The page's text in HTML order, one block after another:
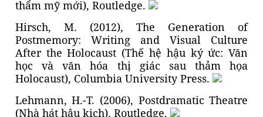
thẩm mỹ mới), Routledge.
Hirsch, M. (2012), The Generation of
Postmemory: Writing and Visual Culture
After the Holocaust (Thế hệ hậu ký ức: Văn
học và văn hóa thị giác sau thảm họa
Holocaust), Columbia University Press.
Lehmann, H.-T. (2006), Postdramatic Theatre
(Nhà hát hậu kịch), Routledge.